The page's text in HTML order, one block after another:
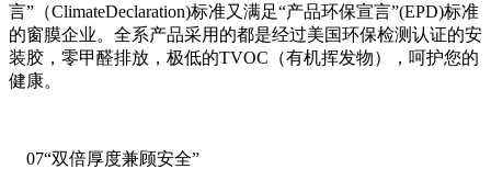
言”（ClimateDeclaration)标准又满足“产品环保宣言”(EPD)标准
的窗膜企业。全系产品采用的都是经过美国环保检测认证的安
装胶，零甲醛排放，极低的TVOC（有机挥发物），呵护您的
健康。
07“双倍厚度兼顾安全”